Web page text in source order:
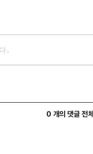
0 개의 댓글 전